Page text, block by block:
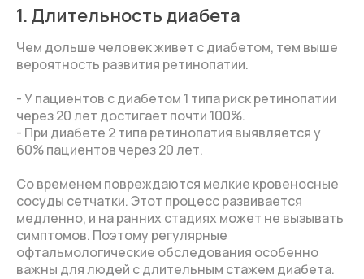
1. Длительность диабета
Чем дольше человек живет с диабетом, тем выше
вероятность развития ретинопатии.
- У пациентов с диабетом 1 типа риск ретинопатии
через 20 лет достигает почти 100%.
- При диабете 2 типа ретинопатия выявляется у
60% пациентов через 20 лет.
Со временем повреждаются мелкие кровеносные
сосуды сетчатки. Этот процесс развивается
медленно, и на ранних стадиях может не вызывать
симптомов. Поэтому регулярные
офтальмологические обследования особенно
важны для людей с длительным стажем диабета.